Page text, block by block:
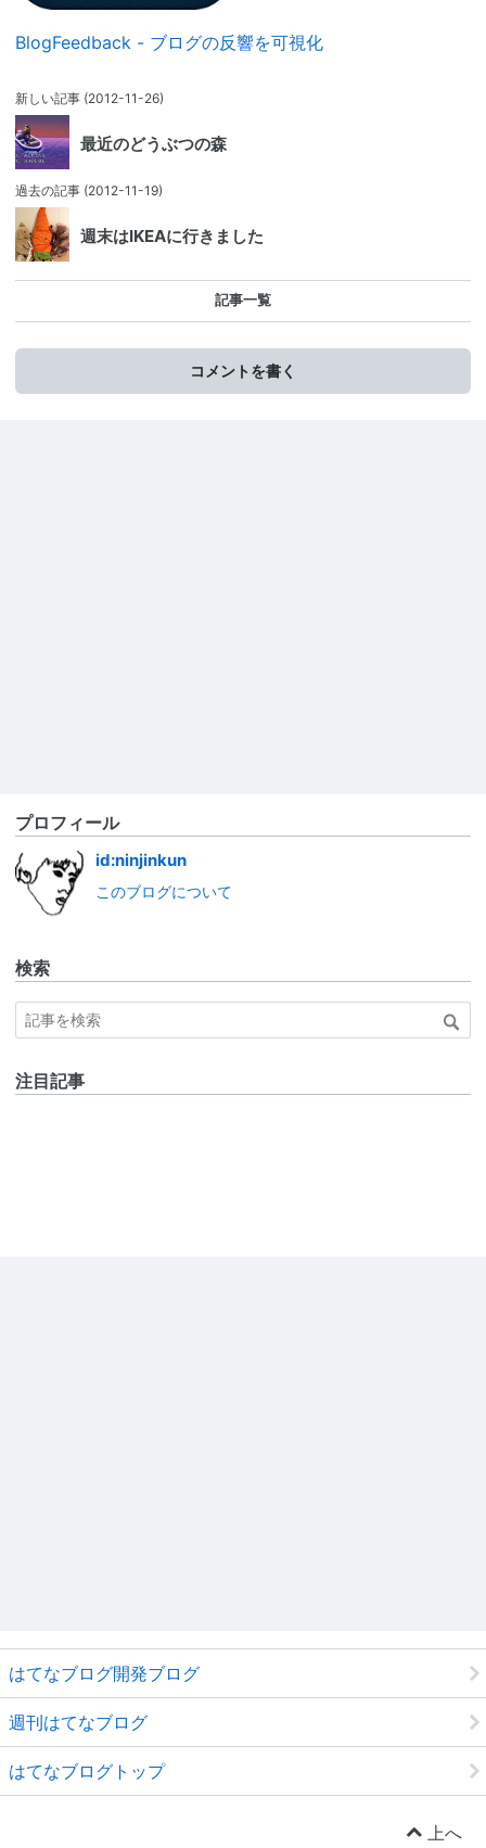
BlogFeedback - ブログの反響を可視化
新しい記事 (2012-11-26)
最近のどうぶつの森
過去の記事 (2012-11-19)
週末はIKEAに行きました
記事一覧
コメントを書く
プロフィール
id:ninjinkun
このブログについて
検索
注目記事
はてなブログ開発ブログ
週刊はてなブログ
はてなブログトップ
上へ